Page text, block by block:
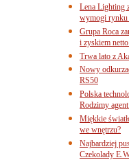
Lena Lighting
wymogi rynku
Grupa Roca
i zyskiem
Trwa lato z
Nowy
RS50
Polska
Rodzimy
Miękkie
we wnętrzu?
Najbardziej
Czekolady